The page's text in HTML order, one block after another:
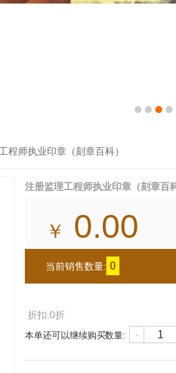
程师执业印章（刻章百科）
注册监理工程师执业印章（刻章百
￥ 0.00
当前销售数量: 0
折扣:0折
本单还可以继续购买数量: -